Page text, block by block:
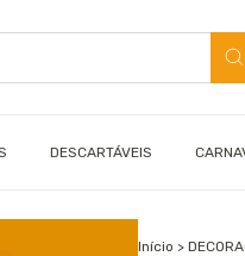
DESCARTÁVEIS
Início >